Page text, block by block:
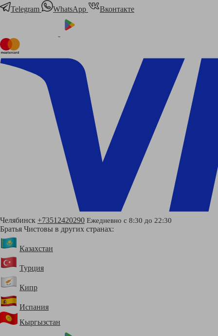
Telegram
WhatsApp Вконтакте
Челябинск +73512420290 Ежедневно с 8:30 до 22:30
Братья Чистовы в других странах:
Казахстан
Турция
Кипр
Испания
Кыргызстан